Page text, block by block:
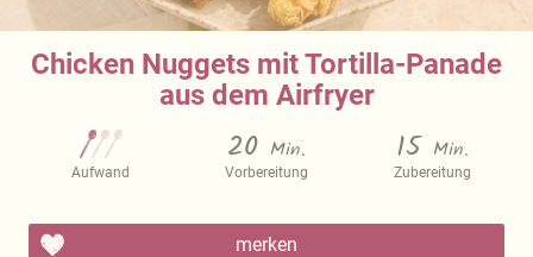
Chicken Nuggets mit Tortilla-Panade
aus dem Airfryer
Aufwand
20 Min.
Vorbereitung
15 Min.
Zubereitung
merken